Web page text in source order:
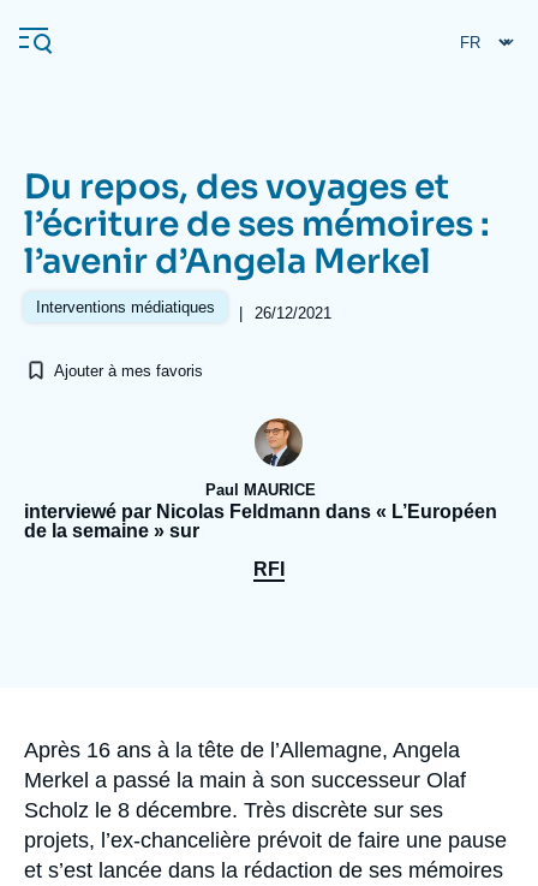
au
contenu
Navigation
principale
L'Ifri
À propos de l'Ifri
Proche-Orient
Du repos, des voyages et
l’écriture de ses mémoires :
l’avenir d’Angela Merkel
Interventions médiatiques | 26/12/2021
Ajouter à mes favoris
Paul MAURICE
interviewé par Nicolas Feldmann dans « L’Européen
de la semaine » sur
RFI
Accroche
Après 16 ans à la tête de l’Allemagne, Angela
Merkel a passé la main à son successeur Olaf
Scholz le 8 décembre. Très discrète sur ses
projets, l’ex-chancelière prévoit de faire une pause
et s’est lancée dans la rédaction de ses mémoires